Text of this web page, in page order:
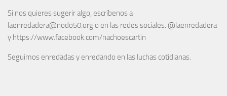
Si nos quieres sugerir algo, escríbenos a
laenredadera@nodo50.org o en las redes sociales: @laenredadera
y https://www.facebook.com/nachoescartin
Seguimos enredadas y enredando en las luchas cotidianas.